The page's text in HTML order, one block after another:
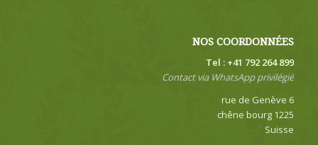
NOS COORDONNÉES
Tel : +41 792 264 899
Contact via WhatsApp privilégié
6 rue de Genève
1225 chêne bourg
Suisse